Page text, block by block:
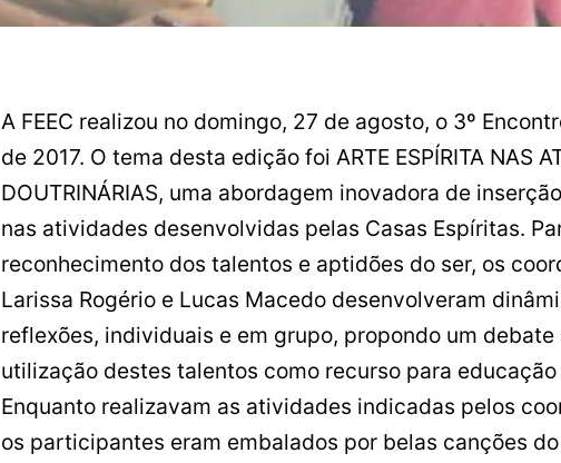
A FEEC realizou no domingo, 27 de agosto, o 3º
de 2017. O tema desta edição foi ARTE ESPÍRITA NAS
DOUTRINÁRIAS, uma abordagem inovadora de
nas atividades desenvolvidas pelas Casas Espíritas.
reconhecimento dos talentos e aptidões do ser, os
Larissa Rogério e Lucas Macedo desenvolveram
reflexões, individuais e em grupo, propondo um debate
utilização destes talentos como recurso para
Enquanto realizavam as atividades indicadas pelos
os participantes eram embalados por belas canções